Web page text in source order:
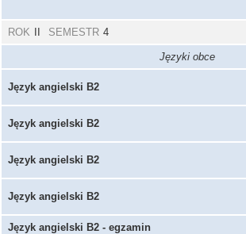
ROK SEMESTR 4
Języki obce
Język angielski B2
Język angielski B2
Język angielski B2
Język angielski B2
Język angielski B2 - egzamin